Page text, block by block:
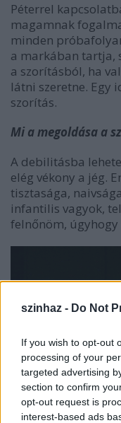
szinhaz - Do Not
If you wish to opt-out
processing of your
targeted advertising
section to confirm
opt-out request is
interest-based ads
Péterrel
magamnak
minden
a markában tartja,
a szorításból, ha
látni szeretne. Egy
szorítás.
Mi a megoldása a
A debilitásba
elég vékony a jég.
tisztasága,
infantilis vagyok,
felnőnöm,